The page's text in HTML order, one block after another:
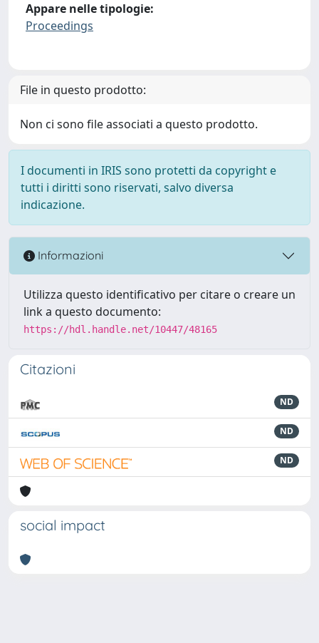
Appare nelle tipologie:
Proceedings
File in questo prodotto:
Non ci sono file associati a questo prodotto.
I documenti in IRIS sono protetti da copyright e
tutti i diritti sono riservati, salvo diversa
indicazione.
Informazioni
Utilizza questo identificativo per citare o creare un
link a questo documento:
https://hdl.handle.net/10447/48165
Citazioni
ND
ND
ND
social impact